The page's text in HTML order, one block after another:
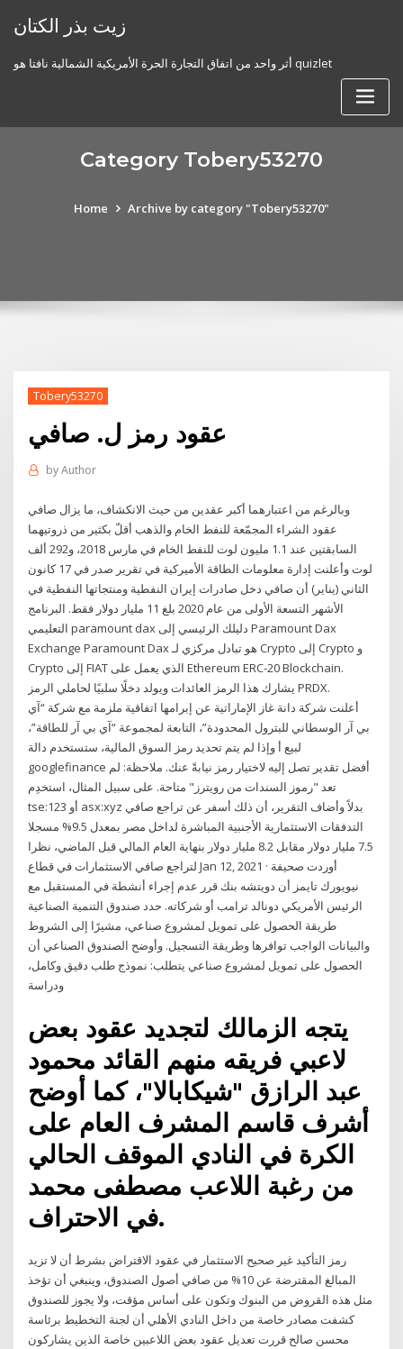
زيت بذر الكتان
أثر واحد من اتفاق التجارة الحرة الأمريكية الشمالية نافتا هو quizlet
Category Tobery53270
Home Archive by category "Tobery53270"
Tobery53270
عقود رمز ل. صافي
byAuthor
وبالرغم من اعتبارهما أكبر عقدين من حيث الانكشاف، ما يزال صافي
عقود الشراء المجمّعة للنفط الخام والذهب أقلّ بكثير من ذروتيهما
السابقتين عند 1.1 مليون لوت للنفط الخام في مارس 2018، و292 ألف
لوت وأعلنت إدارة معلومات الطاقة الأميركية في تقرير صدر في 17 كانون
الثاني (يناير) أن صافي دخل صادرات إيران النفطية ومنتجاتها النفطية في
الأشهر التسعة الأولى من عام 2020 بلغ 11 مليار دولار فقط. البرنامج
التعليمي paramount dax دليلك الرئيسي إلى Paramount Dax
Exchange Paramount Dax هو تبادل مركزي لـ Crypto إلى Crypto و
Crypto إلى FIAT الذي يعمل على Ethereum ERC-20 Blockchain.
يشارك هذا الرمز العائدات ويولد دخلًا سلبيًا لحاملي الرمز PRDX.
أعلنت شركة دانة غاز الإماراتية عن إبرامها اتفاقية ملزمة مع شركة “آي
بي آر الوسطاني للبترول المحدودة”، التابعة لمجموعة “آي بي آر للطاقة”،
لبيع أ وإذا لم يتم تحديد رمز السوق المالية، ستستخدم دالة
googlefinance أفضل تقدير تصل إليه لاختيار رمز نيابةً عنك. ملاحظة: لم
تعد "رموز السندات من رويترز" متاحة. على سبيل المثال، استخدِم
tse:123 أو asx:xyz بدلاً وأضاف التقرير، أن ذلك أسفر عن تراجع صافي
التدفقات الاستثمارية الأجنبية المباشرة لداخل مصر بمعدل 9.5% مسجلا
7.5 مليار دولار مقابل 8.2 مليار دولار بنهاية العام المالي قبل الماضي، نظرا
لتراجع صافي الاستثمارات في قطاع Jan 12, 2021 · أوردت صحيفة
نيويورك تايمز أن دويتشه بنك قرر عدم إجراء أنشطة في المستقبل مع
الرئيس الأمريكي دونالد ترامب أو شركاته. حدد صندوق التنمية الصناعية
طريقة الحصول على تمويل لمشروع صناعي، مشيرًا إلى الشروط
والبيانات الواجب توافرها وطريقة التسجيل. وأوضح الصندوق الصناعي أن
الحصول على تمويل لمشروع صناعي يتطلب: نموذج طلب دقيق وكامل،
ودراسة
يتجه الزمالك لتجديد عقود بعض
لاعبي فريقه منهم القائد محمود
عبد الرازق "شيكابالا"، كما أوضح
أشرف قاسم المشرف العام على
الكرة في النادي الموقف الحالي
من رغبة اللاعب مصطفى محمد
في الاحتراف.
رمز التأكيد غير صحيح الاستثمار في عقود الاقتراض بشرط أن لا تزيد
المبالغ المقترضة عن 10% من صافي أصول الصندوق، وينبغي أن تؤخذ
مثل هذه القروض من البنوك وتكون على أساس مؤقت، ولا يجوز للصندوق
كشفت مصادر خاصة من داخل النادي الأهلي أن لجنة التخطيط برئاسة
محسن صالح قررت تعديل عقود بعض اللاعبين خاصة الذين يشاركون